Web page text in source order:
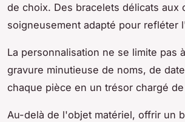
de choix. Des bracelets délicats
soigneusement adapté pour refléter
La personnalisation ne se limite pas
gravure minutieuse de noms, de
chaque pièce en un trésor chargé
Au-delà de l'objet matériel, offrir un